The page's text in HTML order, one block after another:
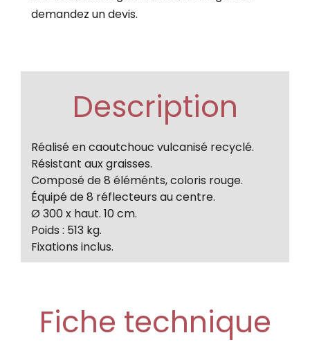
demandez un devis.
Description
Réalisé en caoutchouc vulcanisé recyclé.
Résistant aux graisses.
Composé de 8 éléménts, coloris rouge.
Équipé de 8 réflecteurs au centre.
Ø 300 x haut. 10 cm.
Poids : 513 kg.
Fixations inclus.
Fiche technique